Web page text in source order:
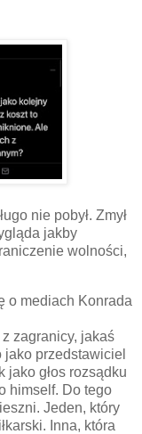
nie pobył. Zmył
jakby
wolności,
o mediach Konrada
zagranicy, jakaś
przedstawiciel
jako głos rozsądku
himself. Do tego
Jeden, który
Inna, która